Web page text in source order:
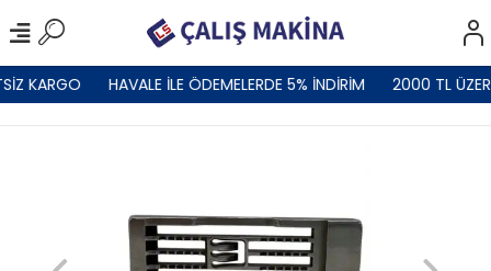
KARGO HAVALE İLE ÖDEMELERDE 5% İNDİRİM 2000 TL